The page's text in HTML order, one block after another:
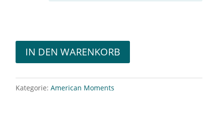
IN DEN WARENKORB
Kategorie: American Moments